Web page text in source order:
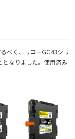
べく、リコーGC43シリ
となりました。使用済み